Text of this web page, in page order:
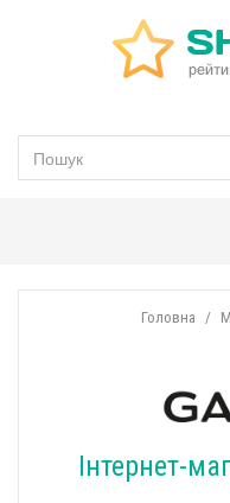
Головна
Інтернет-